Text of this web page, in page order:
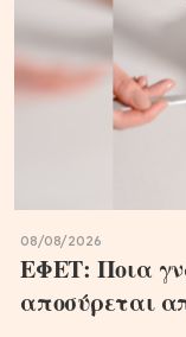
08/08/2026
ΕΦΕΤ: Ποια
αποσύρεται